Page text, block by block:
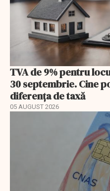
TVA de 9% pentru
30 septembrie. Cine
diferența de taxă
05 AUGUST 2026